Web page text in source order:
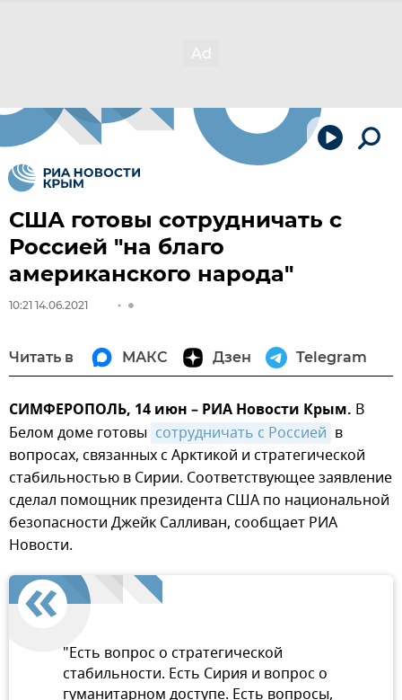
США готовы сотрудничать с
Россией "на благо
американского народа"
10:21 14.06.2021
Читать в МАКС Дзен Telegram
СИМФЕРОПОЛЬ, 14 июн – РИА Новости Крым. В
Белом доме готовы сотрудничать с Россией в
вопросах, связанных с Арктикой и стратегической
стабильностью в Сирии. Соответствующее заявление
сделал помощник президента США по национальной
безопасности Джейк Салливан, сообщает РИА
Новости.
"Есть вопрос о стратегической
стабильности. Есть Сирия и вопрос о
гуманитарном доступе. Есть вопросы,